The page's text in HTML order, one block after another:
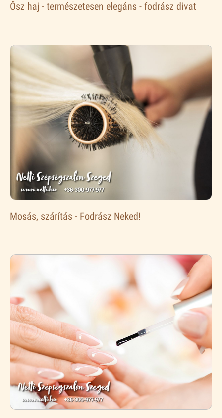
Ősz haj - természetesen elegáns - fodrász divat
Mosás, szárítás - Fodrász Neked!